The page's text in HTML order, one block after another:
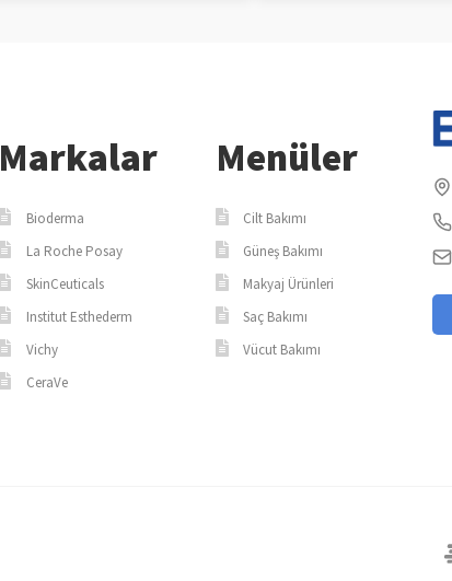
Markalar
Bioderma
La Roche Posay
SkinCeuticals
Institut Esthederm
Vichy
CeraVe
Menüler
Cilt Bakımı
Güneş Bakımı
Makyaj Ürünleri
Saç Bakımı
Vücut Bakımı